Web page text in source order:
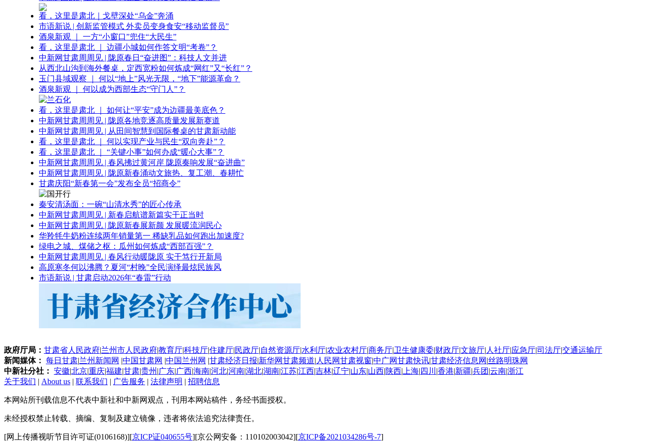
看，这里是肃北｜戈壁深处“乌金”奔涌
市语新说 | 创新监管模式 外卖员变身食安“移动监督员”
酒泉新观 ｜ 一方“小窗口”兜住“大民生”
看，这里是肃北 ｜ 边疆小城如何作答文明“考卷”？
中新网甘肃周周见 | 陇原春日“奋进图”：科技人文并进
从西北山沟到海外餐桌，定西宽粉如何炼成“网红”又“长红”？
玉门县域观察 ｜ 何以“地上”风光无限，“地下”能源革命？
酒泉新观 ｜ 何以成为西部生态“守门人”？
看，这里是肃北 ｜ 如何让“平安”成为边疆最美底色？
中新网甘肃周周见 | 陇原各地竞逐高质量发展新赛道
中新网甘肃周周见 | 从田间智慧到国际餐桌的甘肃新动能
看，这里是肃北 ｜ 何以实现产业与民生“双向奔赴”？
看，这里是肃北 ｜ “关键小事”如何办成“暖心大事”？
中新网甘肃周周见 | 春风拂过黄河岸 陇原奏响发展“奋进曲”
中新网甘肃周周见 | 陇原新春涌动文旅热、复工潮、春耕忙
甘肃庆阳“新春第一会”发布全员“招商令”
秦安清汤面：一碗“山清水秀”的匠心传承
中新网甘肃周周见 | 新春启航谱新篇实干正当时
中新网甘肃周周见 | 陇原新春展新颜 发展暖流润民心
华羚牦牛奶粉连续两年销量第一 稀缺乳品如何跑出加速度?
绿电之城、煤储之枢：瓜州如何炼成“西部百强”？
中新网甘肃周周见 | 春风行动暖陇原 实干笃行开新局
高原寒冬何以沸腾？夏河“村晚”全民演绎最炫民族风
市语新说 | 甘肃启动2026年“春雷”行动
政府厅局： 甘肃省人民政府|兰州市人民政府|教育厅|科技厅|住建厅|民政厅|自然资源厅|水利厅|农业农村厅|商务厅|卫生健康委|财政厅|文旅厅| 人社厅|应急厅|司法厅|交通运输厅
新闻媒体： 每日甘肃|兰州新闻网 |中国甘肃网 |中国兰州网 |甘肃经济日报|新华网甘肃频道| 人民网甘肃视窗|中广网甘肃快讯|甘肃经济信息网 |丝路明珠网
中新社分社： 安徽|北京|重庆|福建|甘肃|贵州 |广东|广西|海南|河北|河南|湖北|湖南|江苏|江西|吉林|辽宁|山东|山西|陕西| 上海| 四川 |香港|新疆|兵团 |云南|浙江
关于我们 | About us | 联系我们 | 广告服务 | 法律声明 | 招聘信息
本网站所刊载信息不代表中新社和中新网观点，刊用本网站稿件，务经书面授权。
未经授权禁止转载、摘编、复制及建立镜像，违者将依法追究法律责任。
[网上传播视听节目许可证(0106168)][京ICP证040655号][京公网安备：110102003042][京ICP备2021034286号-7]